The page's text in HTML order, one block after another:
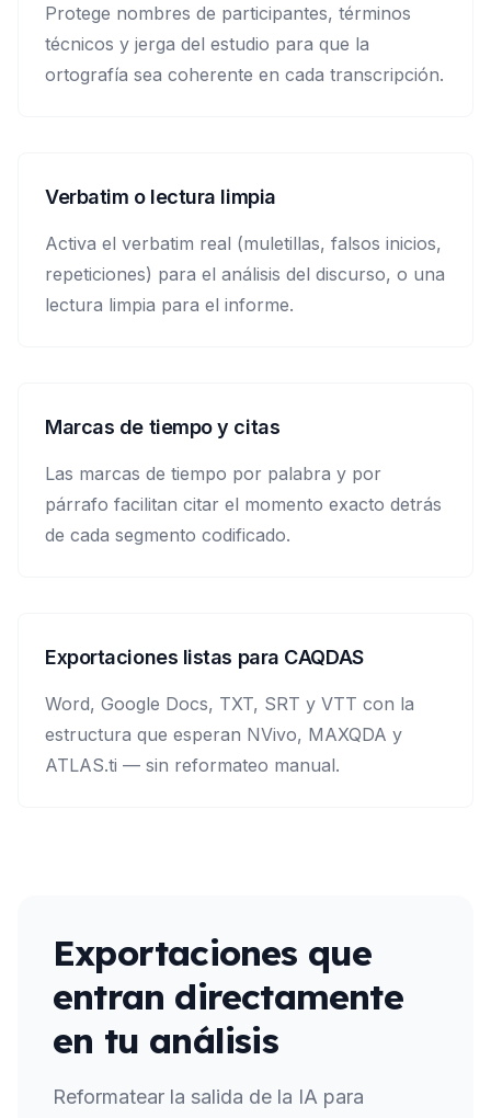
Protege nombres de participantes, términos
técnicos y jerga del estudio para que la
ortografía sea coherente en cada transcripción.
Verbatim o lectura limpia
Activa el verbatim real (muletillas, falsos inicios,
repeticiones) para el análisis del discurso, o una
lectura limpia para el informe.
Marcas de tiempo y citas
Las marcas de tiempo por palabra y por
párrafo facilitan citar el momento exacto detrás
de cada segmento codificado.
Exportaciones listas para CAQDAS
Word, Google Docs, TXT, SRT y VTT con la
estructura que esperan NVivo, MAXQDA y
ATLAS.ti — sin reformateo manual.
Exportaciones que
entran directamente
en tu análisis
Reformatear la salida de la IA para